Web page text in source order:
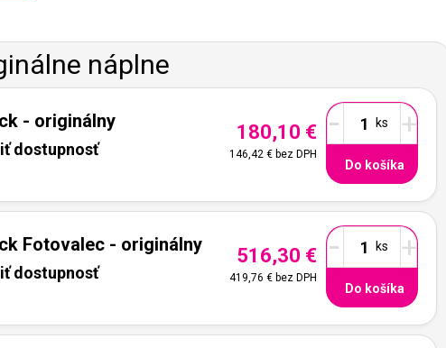
náplne
- originálny
dostupnosť
180,10 €
146,42 €bez DPH
- +
Do košíka
Fotovalec - originálny
dostupnosť
516,30 €
419,76 €bez DPH
- +
Do košíka